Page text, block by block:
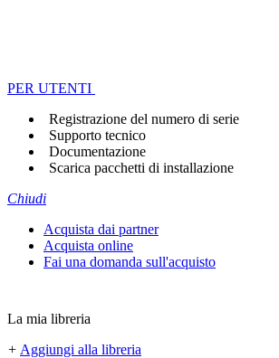
PER UTENTI
Registrazione del numero di serie
Supporto tecnico
Documentazione
Scarica pacchetti di installazione
Chiudi
Acquista dai partner
Acquista online
Fai una domanda sull'acquisto
La mia libreria
+ Aggiungi alla libreria